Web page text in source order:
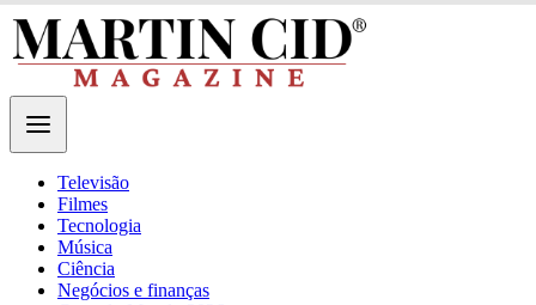
Televisão
Filmes
Tecnologia
Música
Ciência
Negócios e finanças